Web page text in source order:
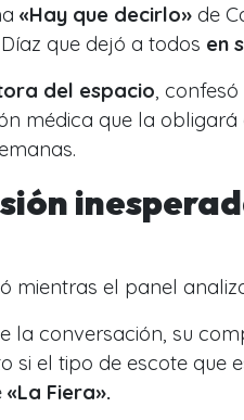
«Hay que decirlo» de
que dejó a todos en
del espacio ,
médica que la
mientras el panel
la conversación, su
si el tipo de escote que
«La Fiera».